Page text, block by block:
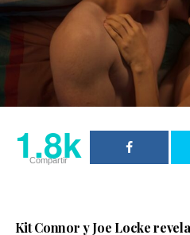
1.8k
Compartir
Kit Connor y Joe Locke